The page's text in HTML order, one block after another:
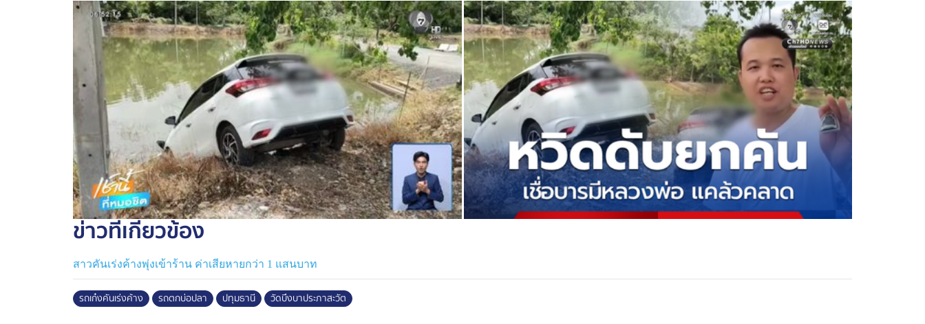
ข่าวที่เกี่ยวข้อง
สาวคันเร่งค้างพุ่งเข้าร้าน ค่าเสียหายกว่า 1 แสนบาท
รถเก๋งคันเร่งค้าง รถตกบ่อปลา ปทุมธานี วัดบึงบาประภาสะวัต